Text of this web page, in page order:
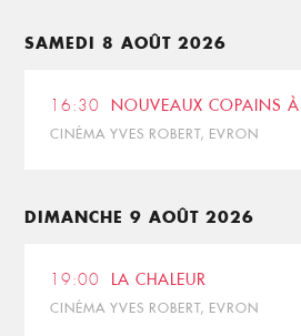
SAMEDI 8 AOÛT 2026
16:30 NOUVEAUX COPAINS
CINÉMA YVES ROBERT, EVRON
DIMANCHE 9 AOÛT 2026
19:00 LA CHALEUR
CINÉMA YVES ROBERT, EVRON